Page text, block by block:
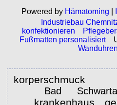
Powered by Hämatoming
Industriebau
konfektionieren
Fußmatten personalisiert
Bad
krankenhaus